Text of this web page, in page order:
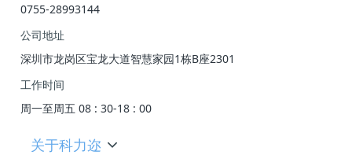
0755-28993144
公司地址
深圳市龙岗区宝龙大道智慧家园1栋B座2301
工作时间
周一至周五 08 : 30-18 : 00
关于科力迩